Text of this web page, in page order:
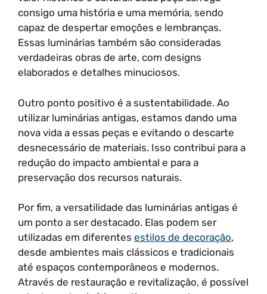
consigo uma história e uma memória, sendo
capaz de despertar emoções e lembranças.
Essas luminárias também são consideradas
verdadeiras obras de arte, com designs
elaborados e detalhes minuciosos.
Outro ponto positivo é a sustentabilidade. Ao
utilizar luminárias antigas, estamos dando uma
nova vida a essas peças e evitando o descarte
desnecessário de materiais. Isso contribui para a
redução do impacto ambiental e para a
preservação dos recursos naturais.
Por fim, a versatilidade das luminárias antigas é
um ponto a ser destacado. Elas podem ser
utilizadas em diferentes estilos de decoração,
desde ambientes mais clássicos e tradicionais
até espaços contemporâneos e modernos.
Através de restauração e revitalização, é possível